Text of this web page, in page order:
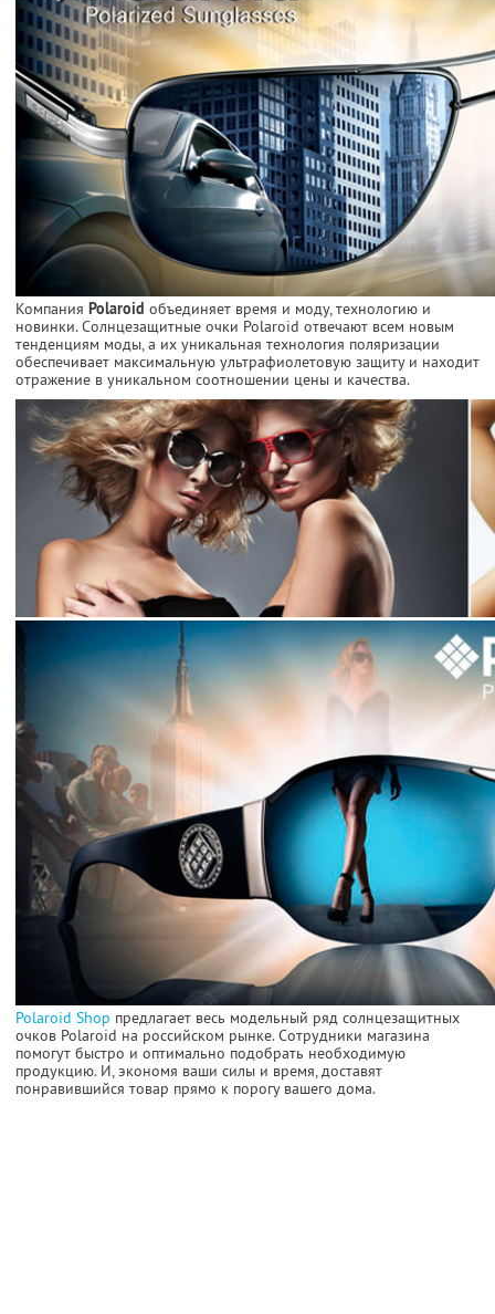
Компания Polaroid объединяет время и моду, технологию и
новинки. Солнцезащитные очки Polaroid отвечают всем новым
тенденциям моды, а их уникальная технология поляризации
обеспечивает максимальную ультрафиолетовую защиту и находит
отражение в уникальном соотношении цены и качества.
Polaroid Shop предлагает весь модельный ряд солнцезащитных
очков Polaroid на российском рынке. Сотрудники магазина
помогут быстро и оптимально подобрать необходимую
продукцию. И, экономя ваши силы и время, доставят
понравившийся товар прямо к порогу вашего дома.